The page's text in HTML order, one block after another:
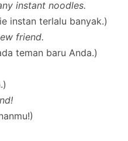
instant noodles.
instan terlalu banyak.)
friend.
teman baru Anda.)